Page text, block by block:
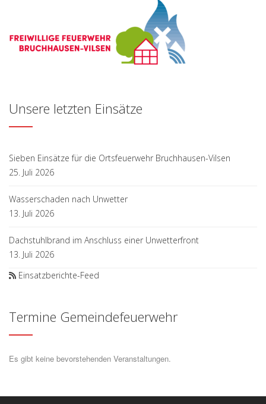
Unsere letzten Einsätze
Sieben Einsätze für die Ortsfeuerwehr Bruchhausen-Vilsen
25. Juli 2026
Wasserschaden nach Unwetter
13. Juli 2026
Dachstuhlbrand im Anschluss einer Unwetterfront
13. Juli 2026
Einsatzberichte-Feed
Termine Gemeindefeuerwehr
Es gibt keine bevorstehenden Veranstaltungen.